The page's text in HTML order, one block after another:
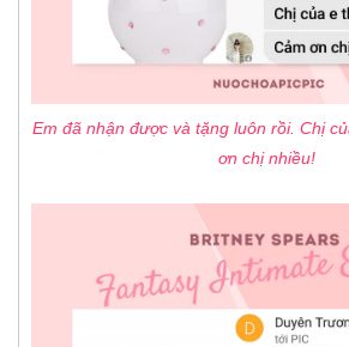
Em đã nhận được và tặng luôn rồi. Chị
ơn chị nhiều!